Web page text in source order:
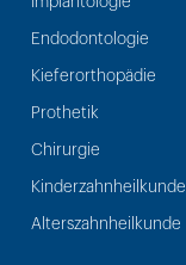
Endodontologie
Kieferorthopädie
Prothetik
Chirurgie
Kinderzahnheilkunde
Alterszahnheilkunde